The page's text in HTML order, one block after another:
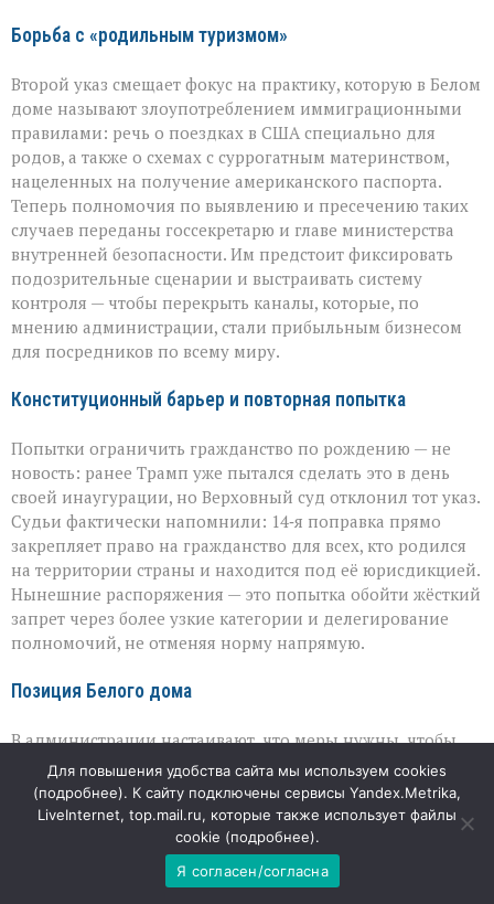
Борьба с «родильным туризмом»
Второй указ смещает фокус на практику, которую в Белом
доме называют злоупотреблением иммиграционными
правилами: речь о поездках в США специально для
родов, а также о схемах с суррогатным материнством,
нацеленных на получение американского паспорта.
Теперь полномочия по выявлению и пресечению таких
случаев переданы госсекретарю и главе министерства
внутренней безопасности. Им предстоит фиксировать
подозрительные сценарии и выстраивать систему
контроля — чтобы перекрыть каналы, которые, по
мнению администрации, стали прибыльным бизнесом
для посредников по всему миру.
Конституционный барьер и повторная попытка
Попытки ограничить гражданство по рождению — не
новость: ранее Трамп уже пытался сделать это в день
своей инаугурации, но Верховный суд отклонил тот указ.
Судьи фактически напомнили: 14‑я поправка прямо
закрепляет право на гражданство для всех, кто родился
на территории страны и находится под её юрисдикцией.
Нынешние распоряжения — это попытка обойти жёсткий
запрет через более узкие категории и делегирование
полномочий, не отменяя норму напрямую.
Позиция Белого дома
В администрации настаивают, что меры нужны, чтобы
защитить ценность американского гражданства и не
допустить его «размывания» через формальные схемы.
Пресс‑секретарь подчёркивает: президент остаётся
твёрдо убеждён в необходимости сохранять баланс
между гостеприимством и строгим соблюдением
законов. При этом критики видят в этих шагах
Для повышения удобства сайта мы используем cookies
(подробнее). К сайту подключены сервисы Yandex.Metrika,
LiveInternet, top.mail.ru, которые также использует файлы
cookie (подробнее).
Я согласен/согласна